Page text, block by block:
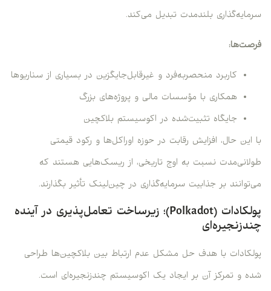
سرمایه‌گذاری بلندمدت تبدیل می‌کند.
فرصت‌ها:
کاربرد منحصربه‌فرد و غیرقابل‌جایگزین در بسیاری از سناریوها
همکاری با مؤسسات مالی و پروژه‌های بزرگ
جایگاه تثبیت‌شده در اکوسیستم بلاکچین
با این حال، افزایش رقابت در حوزه اوراکل‌ها و رکود قیمتی
طولانی‌مدت نسبت به اوج تاریخی، از ریسک‌هایی هستند که
می‌توانند بر جذابیت سرمایه‌گذاری در چین‌لینک تأثیر بگذارند.
پولکادات (Polkadot)؛ زیرساخت تعامل‌پذیری در آینده
چندزنجیره‌ای
پولکادات با هدف حل مشکل عدم ارتباط بین بلاکچین‌ها طراحی
شده و تمرکز آن بر ایجاد یک اکوسیستم چندزنجیره‌ای است.